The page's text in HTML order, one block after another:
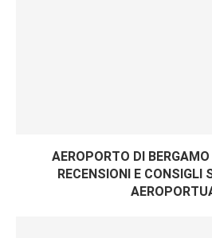
AEROPORTO DI
RECENSIONI E CONSIGLI